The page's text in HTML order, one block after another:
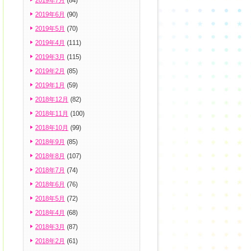
2019年6月 (90)
2019年5月 (70)
2019年4月 (111)
2019年3月 (115)
2019年2月 (85)
2019年1月 (59)
2018年12月 (82)
2018年11月 (100)
2018年10月 (99)
2018年9月 (85)
2018年8月 (107)
2018年7月 (74)
2018年6月 (76)
2018年5月 (72)
2018年4月 (68)
2018年3月 (87)
2018年2月 (61)